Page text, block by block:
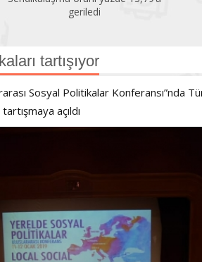
tartışıyor
Sosyal Politikalar Konferansı”nda
açıldı